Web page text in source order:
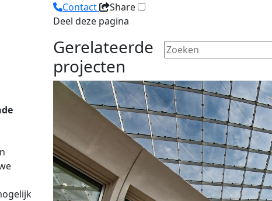
Contact
Share
Deel deze pagina
Gerelateerde
projecten